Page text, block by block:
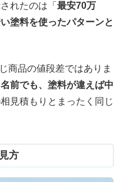
れたのは「 最安70万
塗料を使ったパターンと
商品の値段差ではありま
前でも、塗料が違えば中
見積もりとまったく同じ
方